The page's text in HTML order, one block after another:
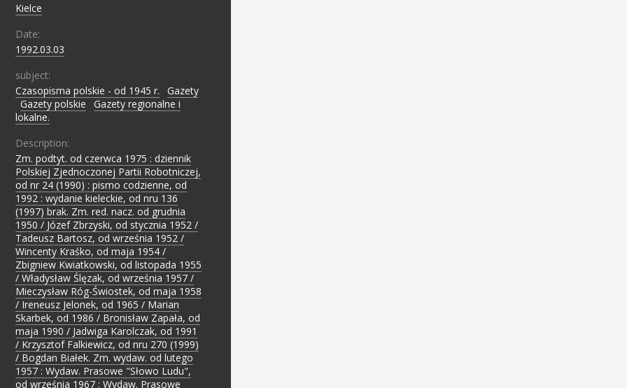
Kielce
Date:
1992.03.03
subject:
Czasopisma polskie - od 1945 r.
Gazety
Gazety polskie
Gazety regionalne i
lokalne.
Description:
Zm. podtyt. od czerwca 1975 : dziennik
Polskiej Zjednoczonej Partii Robotniczej,
od nr 24 (1990) : pismo codzienne, od
1992 : wydanie kieleckie, od nru 136
(1997) brak. Zm. red. nacz. od grudnia
1950 / Józef Zbrzyski, od stycznia 1952 /
Tadeusz Bartosz, od września 1952 /
Wincenty Kraśko, od maja 1954 /
Zbigniew Kwiatkowski, od listopada 1955
/ Władysław Ślęzak, od września 1957 /
Mieczysław Róg-Świostek, od maja 1958
/ Ireneusz Jelonek, od 1965 / Marian
Skarbek, od 1986 / Bronisław Zapała, od
maja 1990 / Jadwiga Karolczak, od 1991
/ Krzysztof Falkiewicz, od nru 270 (1999)
/ Bogdan Białek. Zm. wydaw. od lutego
1957 : Wydaw. Prasowe "Słowo Ludu",
od września 1967 : Wydaw. Prasowe